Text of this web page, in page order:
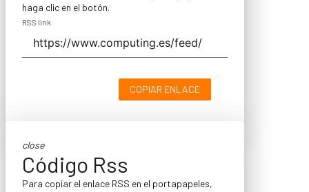
haga clic en el botón.
RSS link
COPIAR ENLACE
close
Código Rss
Para copiar el enlace RSS en el portapapeles,